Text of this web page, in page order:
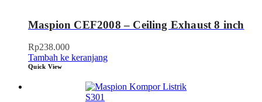
Maspion CEF2008 – Ceiling Exhaust 8 inch
Rp238.000
Tambah ke keranjang
Quick View